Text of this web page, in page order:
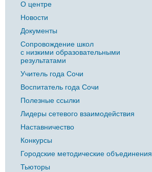
О центре
Новости
Документы
Сопровождение школ
с низкими образовательными
результатами
Учитель года Сочи
Воспитатель года Сочи
Полезные ссылки
Лидеры сетевого взаимодействия
Наставничество
Конкурсы
Городские методические объединения
Тьюторы